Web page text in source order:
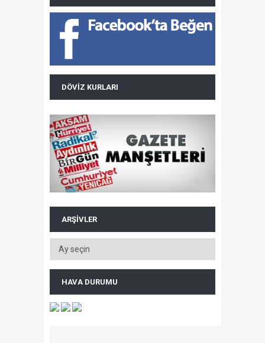
DÖVIZ KURLARI
ARŞIVLER
HAVA DURUMU